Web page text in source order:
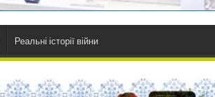
Реальні історії війни